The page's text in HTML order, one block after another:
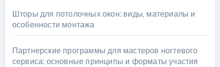
Шторы для потолочных окон: виды, материалы и
особенности монтажа
Партнерские программы для мастеров ногтевого
сервиса: основные принципы и форматы участия